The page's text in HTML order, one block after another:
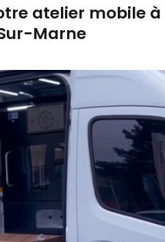
atelier mobile à
Marne